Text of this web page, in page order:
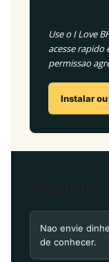
Use o I Love
acesse rapido
permissao
Instalar ou
Nao envie
de conhecer.